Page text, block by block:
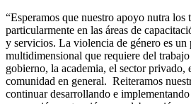
“Esperamos que nuestro apoyo nutra
particularmente en las áreas de
y servicios. La violencia de género es un
multidimensional que requiere del
gobierno, la academia, el sector privado,
comunidad en general. Reiteramos
continuar desarrollando e